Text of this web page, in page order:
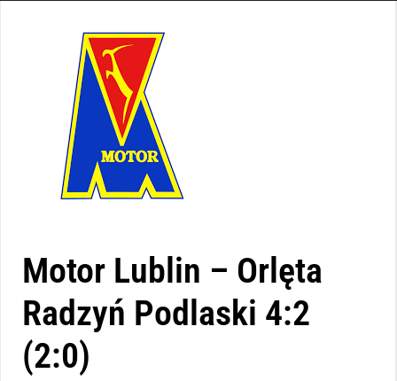
Motor Lublin – Orlęta
Radzyń Podlaski 4:2
(2:0)